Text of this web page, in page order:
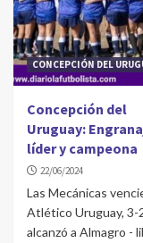
CONCEPCIÓN DEL
Concepción del
Uruguay:
líder y campeona
22/06/2024
Las Mecánicas
Atlético Uruguay, 3-
alcanzó a Almagro -